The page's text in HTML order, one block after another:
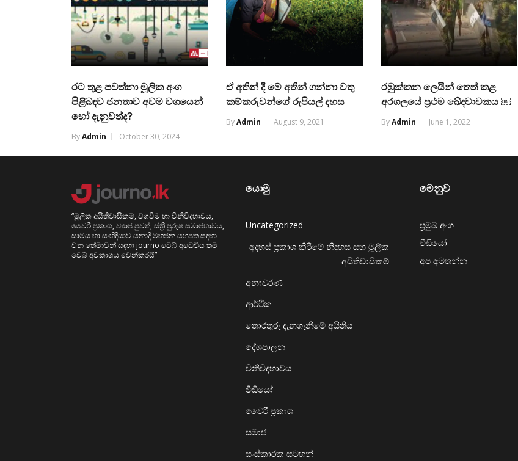
රට තුළ පවත්නා මූලික අංග
පිළිබඳව ජනතාව අවම වශයෙන්
හෝ දැනුවත්ද?
ByAdmin October 30, 2024
ඒ අතින් දී මේ අතින් ගන්නා වතු
කම්කරුවන්ගේ රුපියල් දහස
ByAdmin August 9, 2021
රඹුක්කන ල‍ෙයින් ත‍ෙත් කළ
අරගලයේ ප්‍රථම ඛේදවාචකය ￼
ByAdmin June 1, 2022
“මූලික අයිතිවාසිකම්, වගවීම හා විනිවිදභාවය,
වෛරී ප්‍රකාශ, ව්‍යාජ පුවත්, ස්ත්‍රී පුරුෂ සමාජභාවය,
සාමය හා සංහිඳියාව යනාදී මහජන යහපත සඳහා
වන තේමාවන් සඳහා journo වෙබ් අඩෙවිය තම
වෙබ් අවකාශය වෙන්කරයි”
යොමු
Uncategorized
අදහස් ප්‍රකාශ කිරීමේ නිදහස සහ මූලික
අයිතිවාසිකම්
අනාවරණ
ආර්ථික
තොරතුරු දැනගැනීමේ අයිතිය
දේශපාලන
විනිවිදභාවය
වීඩියෝ
වෛරී ප්‍රකාශ
සමාජ
සංස්කාරක සටහන්
මෙනුව
ප්‍රමුඛ අංග
වීඩියෝ
අප අමතන්න